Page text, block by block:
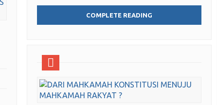
COMPLETE READING